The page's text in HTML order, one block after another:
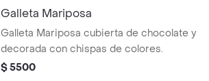
Galleta Mariposa
Galleta Mariposa cubierta de chocolate y
decorada con chispas de colores.
$ 5500